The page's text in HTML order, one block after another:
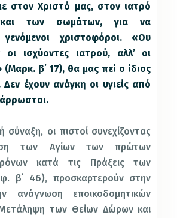
στον Χριστό μας, στον ιατρό
των σωμάτων, για να
γενόμενοι χριστοφόροι. «Ου
οι ισχύοντες ιατρού, αλλ’ οι
β΄ 17), θα μας πεί ο ίδιος
έχουν ανάγκη οι υγιείς από
άρρωστοι.
σύναξη, οι πιστοί συνεχίζοντας
των Αγίων των πρώτων
κατά τις Πράξεις των
β΄ 46), προσκαρτερούν στην
ανάγνωση εποικοδομητικών
των Θείων Δώρων και